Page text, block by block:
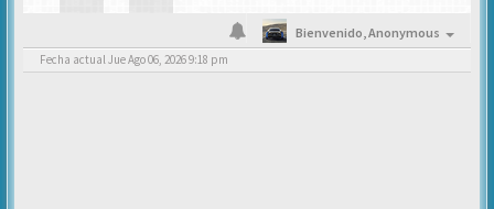
Bienvenido,Anonymous
Fecha actual Jue Ago 06, 2026 9:18 pm